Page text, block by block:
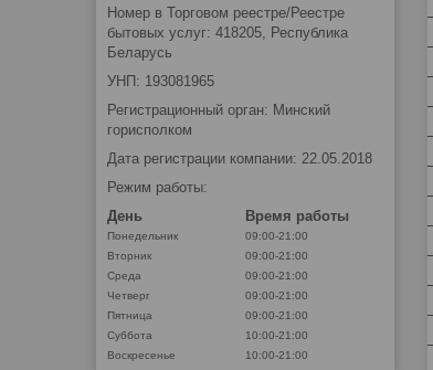
Номер в Торговом реестре/Реестре
бытовых услуг: 418205, Республика
Беларусь
УНП: 193081965
Регистрационный орган: Минский
горисполком
Дата регистрации компании: 22.05.2018
Режим работы:
День
Время работы
Понедельник
09:00-21:00
Вторник
09:00-21:00
Среда
09:00-21:00
Четверг
09:00-21:00
Пятница
09:00-21:00
Суббота
10:00-21:00
Воскресенье
10:00-21:00